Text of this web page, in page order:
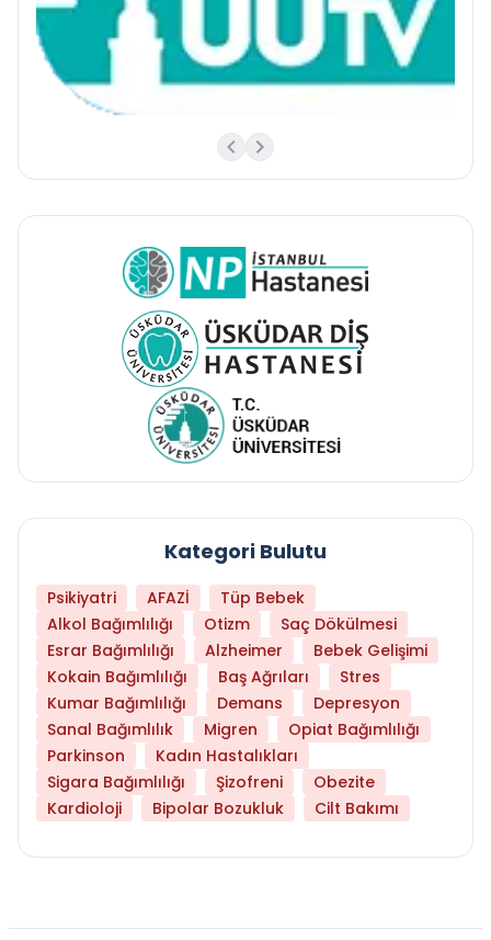
Kategori Bulutu
Psikiyatri AFAZİ
Tüp Bebek
Alkol Bağımlılığı
Otizm
Saç Dökülmesi
Esrar Bağımlılığı
Alzheimer
Bebek Gelişimi
Kokain Bağımlılığı
Baş Ağrıları
Stres
Kumar Bağımlılığı
Demans
Depresyon
Sanal Bağımlılık
Migren
Opiat Bağımlılığı
Parkinson
Kadın Hastalıkları
Sigara Bağımlılığı
Şizofreni
Obezite
Kardioloji
Bipolar Bozukluk Cilt Bakımı